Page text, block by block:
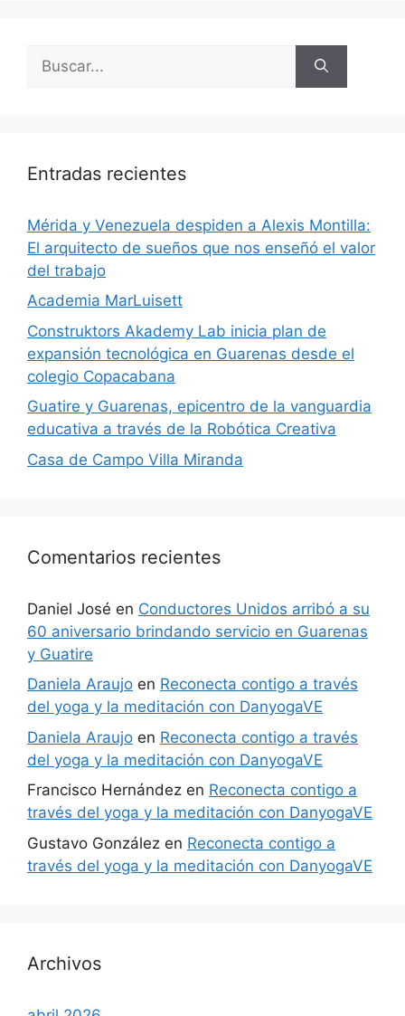
Entradas recientes
​Mérida y Venezuela despiden a Alexis Montilla:
El arquitecto de sueños que nos enseñó el valor
del trabajo
Academia MarLuisett
Construktors Akademy Lab inicia plan de
expansión tecnológica en Guarenas desde el
colegio Copacabana
Guatire y Guarenas, epicentro de la vanguardia
educativa a través de la Robótica Creativa
Casa de Campo Villa Miranda
Comentarios recientes
Daniel José en Conductores Unidos arribó a su
60 aniversario brindando servicio en Guarenas
y Guatire
Daniela Araujo en Reconecta contigo a través
del yoga y la meditación con DanyogaVE
Daniela Araujo en Reconecta contigo a través
del yoga y la meditación con DanyogaVE
Francisco Hernández en Reconecta contigo a
través del yoga y la meditación con DanyogaVE
Gustavo González en Reconecta contigo a
través del yoga y la meditación con DanyogaVE
Archivos